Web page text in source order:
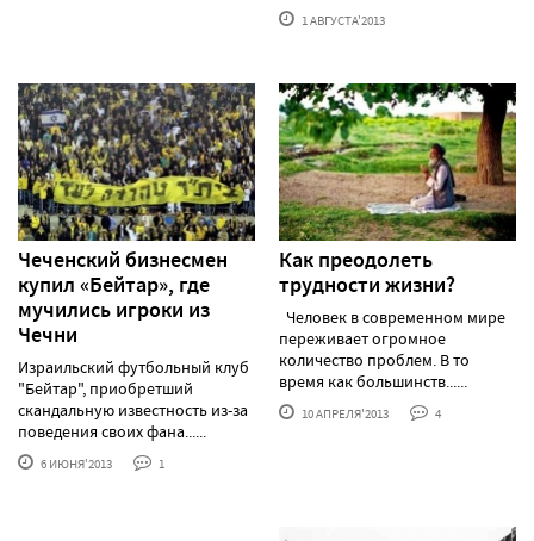
1 АВГУСТА'2013
Чеченский бизнесмен
купил «Бейтар», где
мучились игроки из
Чечни
Израильский футбольный клуб
"Бейтар", приобретший
скандальную известность из-за
поведения своих фана......
6 ИЮНЯ'2013 1
Как преодолеть
трудности жизни?
Человек в современном мире
переживает огромное
количество проблем. В то
время как большинств......
10 АПРЕЛЯ'2013 4